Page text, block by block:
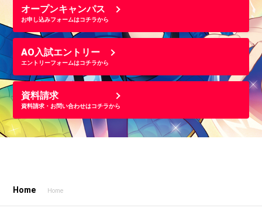
オープンキャンパス
お申し込みフォームはコチラから
AO入試エントリー
エントリーフォームはコチラから
資料請求
資料請求・お問い合わせはコチラから
Home Home